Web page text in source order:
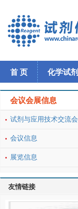
首 页 化学试剂
会议会展信息
试剂与应用技术交流会
会议信息
展览信息
友情链接